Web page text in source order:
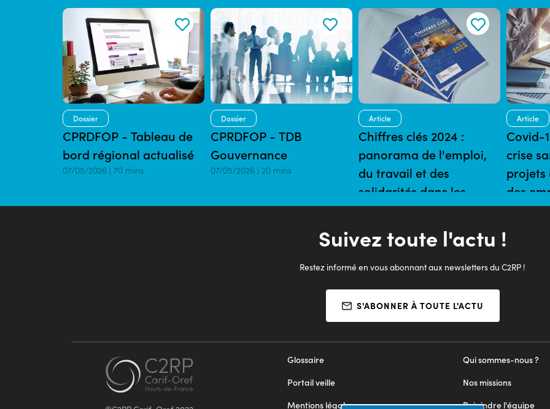
Dossier
CPRDFOP - Tableau de
bord régional actualisé
07/05/2026 | 70 mins
Dossier
CPRDFOP - TDB
Gouvernance
07/05/2026 | 20 mins
Article
Chiffres clés 2024 :
panorama de l'emploi,
du travail et des
solidarités dans les
Hauts-de-France
Article
Covid-
crise
projets
des
01/11/2020
Suivez toute l'actu !
Restez informé en vous abonnant aux newsletters du C2RP !
S'ABONNER À TOUTE L'ACTU
Qui sommes-nous ?
Nos missions
Rejoindre l'équipe
Glossaire
Portail veille
Mentions légales